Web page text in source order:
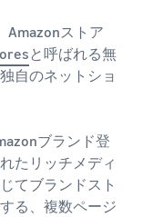
Amazonストア
と呼ばれる無
自のネットショ
ブランド登
たリッチメディ
てブランドスト
る、複数ページ